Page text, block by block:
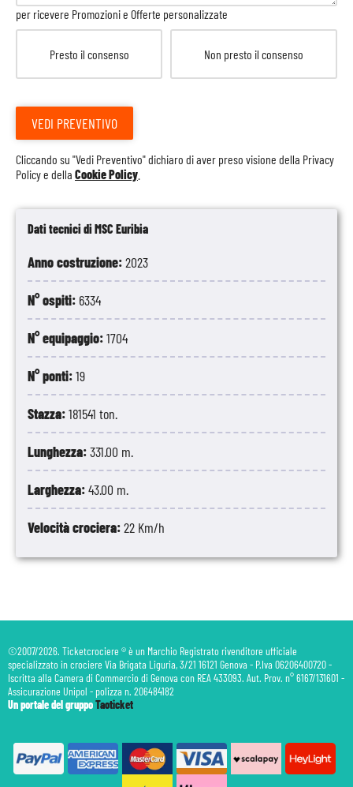
Dati tecnici di MSC Euribia
Anno costruzione:2023
N° ospiti: 6334
N° equipaggio:1704
N° ponti:19
Stazza:181541 ton.
Lunghezza:331.00 m.
Larghezza:43.00 m.
Velocità crociera:22 Km/h
per ricevere Promozioni e Offerte personalizzate
Presto il consenso Non presto il consenso
VEDI PREVENTIVO
Cliccando su "Vedi Preventivo" dichiaro di aver preso visione della Privacy
Policye della Cookie Policy
©2007/2026. Ticketcrociere ® è un Marchio Registrato rivenditore ufficiale
specializzato in crociere Via Brigata Liguria, 3/21 16121 Genova - P.Iva 06206400720 -
Iscritta alla Camera di Commercio di Genova con REA 433093. Aut. Prov. n° 6167/131601 -
Assicurazione Unipol - polizza n. 206484182
Un portale del gruppoTaoticket